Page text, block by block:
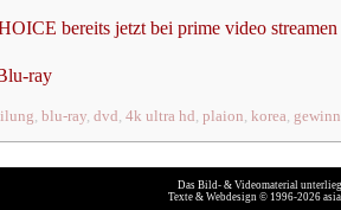
bereits jetzt bei prime video streamen
ray
, blu-ray, dvd, 4k ultra hd, plaion, korea,
Das Bild- & Videomaterial
Texte & Webdesign © 1996-2026